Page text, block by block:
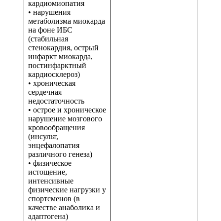
кардиомиопатия
• нарушения
метаболизма миокарда
на фоне ИБС
(стабильная
стенокардия, острый
инфаркт миокарда,
постинфарктный
кардиосклероз)
• хроническая
сердечная
недостаточность
• острое и хроническое
нарушение мозгового
кровообращения
(инсульт,
энцефалопатия
различного генеза)
• физическое
истощение,
интенсивные
физические нагрузки у
спортсменов (в
качестве анаболика и
адаптогена)